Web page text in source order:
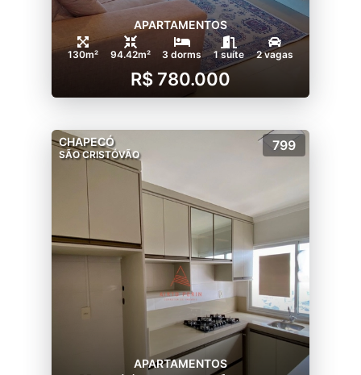
APARTAMENTOS
130m² 94.42m² 3 dorms 1 suíte 2 vagas
R$ 780.000
CHAPECÓ
SÃO CRISTÓVÃO
799
APARTAMENTOS